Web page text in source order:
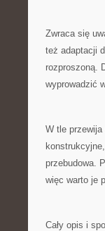
Zwraca się
też adaptacji
rozproszoną.
wyprowadzić
W tle
przebudowa.
więc warto je
Cały opis i